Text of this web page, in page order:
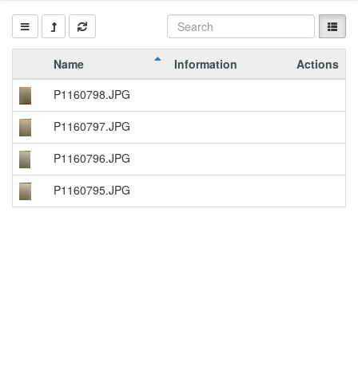
Name Information
Actions
P1160798.JPG
P1160797.JPG
P1160796.JPG
P1160795.JPG